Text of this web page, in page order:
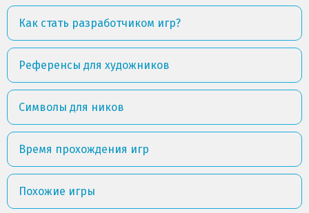
Как стать разработчиком игр?
Референсы для художников
Символы для ников
Время прохождения игр
Похожие игры